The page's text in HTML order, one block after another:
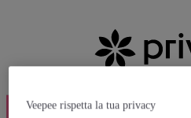
Veepee rispetta la tua privacy